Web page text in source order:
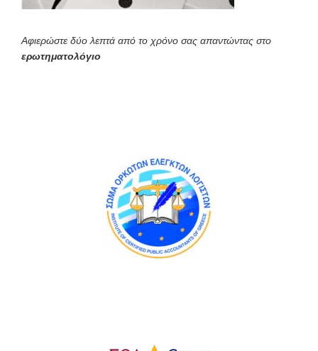
Αφιερώστε δύο λεπτά από το χρόνο σας απαντώντας στο
ερωτηματολόγιο